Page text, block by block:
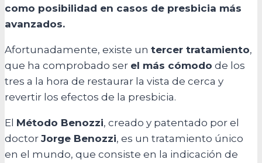
como posibilidad en casos de presbicia más
avanzados.
Afortunadamente, existe un tercer tratamiento,
que ha comprobado ser el más cómodo de los
tres a la hora de restaurar la vista de cerca y
revertir los efectos de la presbicia.
El Método Benozzi, creado y patentado por el
doctor Jorge Benozzi, es un tratamiento único
en el mundo, que consiste en la indicación de